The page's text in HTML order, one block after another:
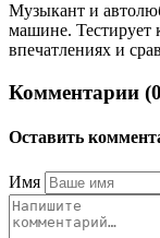
Музыкант и
машине. Тестирует
впечатлениях и
Комментарии
Оставить
Имя